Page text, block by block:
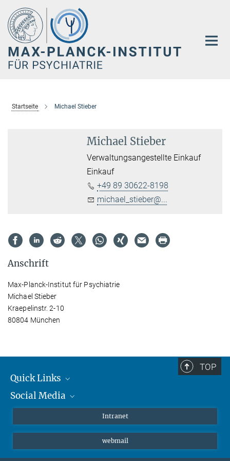
Hauptinhalt
Startseite Michael Stieber
Michael Stieber
Verwaltungsangestellte Einkauf
Einkauf
+49 89 30622-8198
michael_stieber@...
Anschrift
Max-Planck-Institut für Psychiatrie
Michael Stieber
Kraepelinstr. 2-10
80804 München
TOP
Quick Links
Student*innen/Wissenschaftler*innen
Social Media
Bluesky
Intranet
webmail